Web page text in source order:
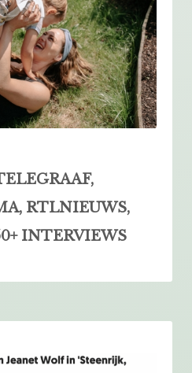
RTLNIEUWS,
INTERVIEWS